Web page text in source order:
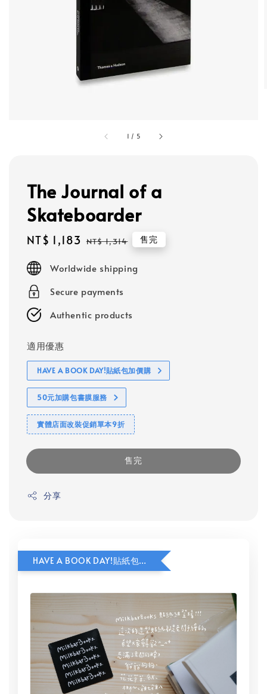
1 / 5
The Journal of a
Skateboarder
Sale
NT$ 1,183 Regular
NT$ 1,314 售完
Worldwide shipping
Secure payments
Authentic products
適用優惠
HAVE A BOOK DAY!貼紙包加價購
50元加購包書膜服務
實體店面改裝促銷單本9折
售完
分享
HAVE A BOOK DAY!貼紙包加價購